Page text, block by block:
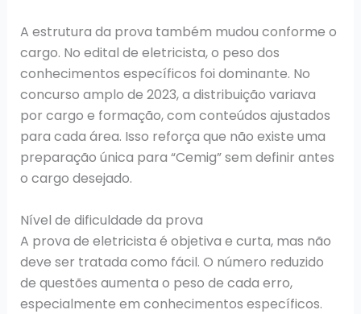
A estrutura da prova também mudou conforme o
cargo. No edital de eletricista, o peso dos
conhecimentos específicos foi dominante. No
concurso amplo de 2023, a distribuição variava
por cargo e formação, com conteúdos ajustados
para cada área. Isso reforça que não existe uma
preparação única para “Cemig” sem definir antes
o cargo desejado.
Nível de dificuldade da prova
A prova de eletricista é objetiva e curta, mas não
deve ser tratada como fácil. O número reduzido
de questões aumenta o peso de cada erro,
especialmente em conhecimentos específicos.